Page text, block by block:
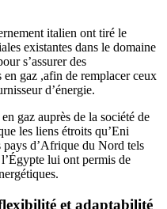
italien ont tiré le
existantes dans le domaine
s’assurer des
gaz ,afin de remplacer ceux
d’énergie.
gaz auprès de la société de
les liens étroits qu’Eni
pays d’Afrique du Nord tels
lui ont permis de
et adaptabilité